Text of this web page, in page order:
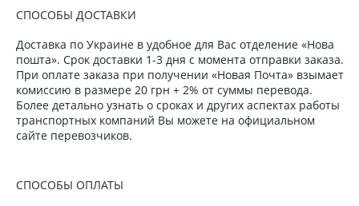
СПОСОБЫ ДОСТАВКИ
Доставка по Украине в удобное для Вас отделение «Нова
пошта». Срок доставки 1-3 дня с момента отправки заказа.
При оплате заказа при получении «Новая Почта» взымает
комиссию в размере 20 грн + 2% от суммы перевода.
Более детально узнать о сроках и других аспектах работы
транспортных компаний Вы можете на официальном
сайте перевозчиков.
СПОСОБЫ ОПЛАТЫ